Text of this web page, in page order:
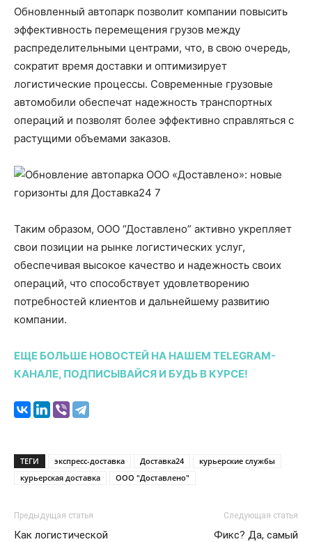
Обновленный автопарк позволит компании повысить
эффективность перемещения грузов между
распределительными центрами, что, в свою очередь,
сократит время доставки и оптимизирует
логистические процессы. Современные грузовые
автомобили обеспечат надежность транспортных
операций и позволят более эффективно справляться с
растущими объемами заказов.
Таким образом, ООО “Доставлено” активно укрепляет
свои позиции на рынке логистических услуг,
обеспечивая высокое качество и надежность своих
операций, что способствует удовлетворению
потребностей клиентов и дальнейшему развитию
компании.
ЕЩЕ БОЛЬШЕ НОВОСТЕЙ НА НАШЕМ TELEGRAM-
КАНАЛЕ, ПОДПИСЫВАЙСЯ И БУДЬ В КУРСЕ!
ТЕГИ экспресс-доставка Доставка24
курьерские службы
курьерская доставка
ООО "Доставлено"
Предыдущая статья
Как логистической
Следующая статья
Фикс? Да, самый